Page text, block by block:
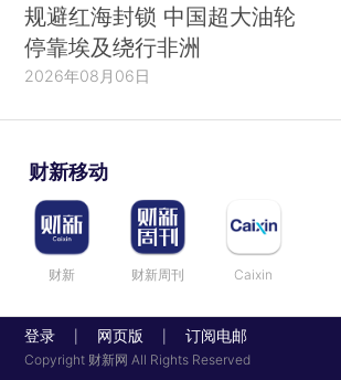
规避红海封锁 中国超大油轮
停靠埃及绕行非洲
2026年08月06日
财新移动
财新 财新周刊 Caixin
登录 网页版 订阅电邮
Copyright 财新网 All Rights Reserved